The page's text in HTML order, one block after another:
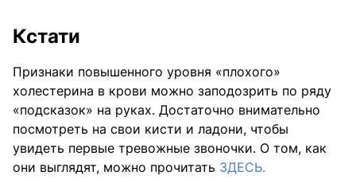
Кстати
Признаки повышенного уровня «плохого»
холестерина в крови можно заподозрить по ряду
«подсказок» на руках. Достаточно внимательно
посмотреть на свои кисти и ладони, чтобы
увидеть первые тревожные звоночки. О том, как
они выглядят, можно прочитать ЗДЕСЬ.